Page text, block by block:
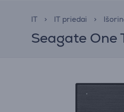
IT IT priedai
Seagate One